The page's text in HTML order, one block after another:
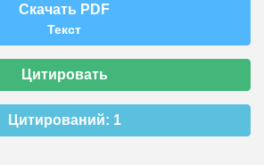
Скачать PDF
Текст
Цитировать
Цитирований: 1